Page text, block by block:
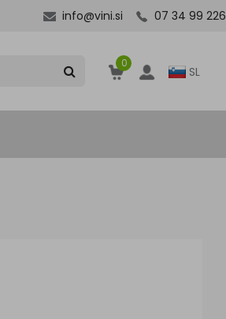
info@vini.si 07 34 99 226
0
SL